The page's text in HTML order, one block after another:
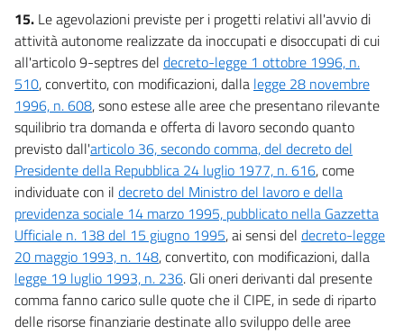
15. Le agevolazioni previste per i progetti relativi all'avvio di
attività autonome realizzate da inoccupati e disoccupati di cui
all'articolo 9-septres del decreto-legge 1 ottobre 1996, n.
510, convertito, con modificazioni, dalla legge 28 novembre
1996, n. 608, sono estese alle aree che presentano rilevante
squilibrio tra domanda e offerta di lavoro secondo quanto
previsto dall'articolo 36, secondo comma, del decreto del
Presidente della Repubblica 24 luglio 1977, n. 616, come
individuate con il decreto del Ministro del lavoro e della
previdenza sociale 14 marzo 1995, pubblicato nella Gazzetta
Ufficiale n. 138 del 15 giugno 1995, ai sensi del decreto-legge
20 maggio 1993, n. 148, convertito, con modificazioni, dalla
legge 19 luglio 1993, n. 236. Gli oneri derivanti dal presente
comma fanno carico sulle quote che il CIPE, in sede di riparto
delle risorse finanziarie destinate allo sviluppo delle aree